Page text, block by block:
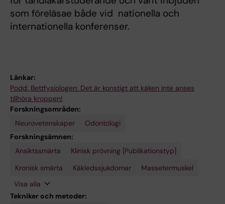
som föreläsae både vid nationella och
internationella konferenser.
Länkar:
Podd: Bettfysiologen: Det är konstigt att käken inte anses
tillhöra kroppen!
Forskningsområden:
Neurovetenskaper
Odontologi
Forskningsämnen:
Ansiktssmärta
Klinisk prövning [Publikationstyp]
Kronisk smärta
Käkledssjukdomar Massetermuskel
Molekylära
bakom
farmakologisk
Translationell
forskning
Visa alla
Tekniker och metoder: